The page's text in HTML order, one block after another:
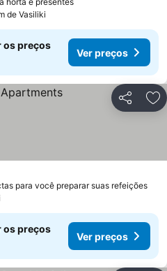
de Vasiliki
os preços
Ver preços
Partilhar
para você preparar suas refeições
os preços
Ver preços